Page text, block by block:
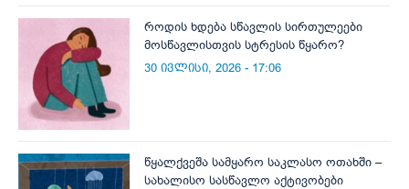
როდის ხდება სწავლის სირთულეები
მოსწავლისთვის სტრესის წყარო?
30 ივლისი, 2026 - 17:06
წყალქვეშა სამყარო საკლასო ოთახში –
სახალისო სასწავლო აქტივობები